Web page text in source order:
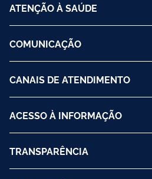
ATENÇÃO À SAÚDE
COMUNICAÇÃO
CANAIS DE ATENDIMENTO
ACESSO À INFORMAÇÃO
TRANSPARÊNCIA